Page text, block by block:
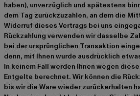
haben), unverzüglich und spätestens
dem Tag zurückzuzahlen, an dem die
Widerruf dieses Vertrags bei uns
Rückzahlung verwenden wir dasselbe
bei der ursprünglichen Transaktion
denn, mit Ihnen wurde ausdrücklich
In keinem Fall werden Ihnen wegen
Entgelte berechnet. Wir können die
bis wir die Ware wieder zurückerhalten